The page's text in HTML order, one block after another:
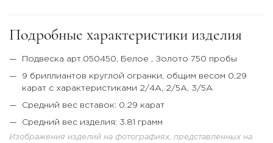
Подробные характеристики изделия
Подвеска арт.050450, Белое , Золото 750 пробы
9 бриллиантов круглой огранки, общим весом 0,29
карат с характеристиками 2/4А, 2/5А, 3/5А
Средний вес вставок: 0.29 карат
Средний вес изделия: 3.81 грамм
Изображения изделий на фотографиях, представленных на